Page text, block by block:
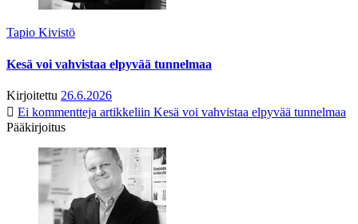
Tapio Kivistö
Kesä voi vahvistaa elpyvää tunnelmaa
Kirjoitettu 26.6.2026
Ei kommentteja artikkeliin Kesä voi vahvistaa elpyvää tunnelmaa
Pääkirjoitus